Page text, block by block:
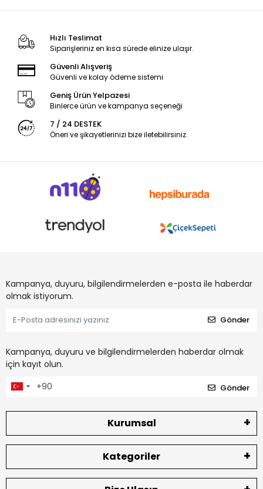
Hızlı Teslimat
Siparişleriniz en kısa sürede elinize ulaşır.
Güvenli Alışveriş
Güvenli ve kolay ödeme sistemi
Geniş Ürün Yelpazesi
Binlerce ürün ve kampanya seçeneği
7 / 24 DESTEK
Öneri ve şikayetlerinizi bize iletebilirsiniz.
Kampanya, duyuru, bilgilendirmelerden e-posta ile haberdar
olmak istiyorum.
Gönder
Kampanya, duyuru ve bilgilendirmelerden haberdar olmak
için kayıt olun.
Gönder
Kurumsal
Kategoriler